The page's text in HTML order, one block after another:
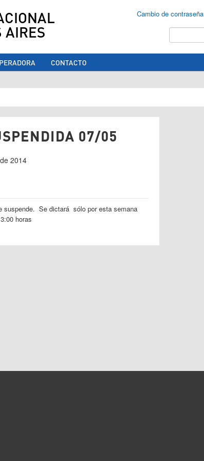
AIRES
Cambio de contraseña
CONTACTO
07/05
2014
suspende. Se dictará sólo por esta semana
horas